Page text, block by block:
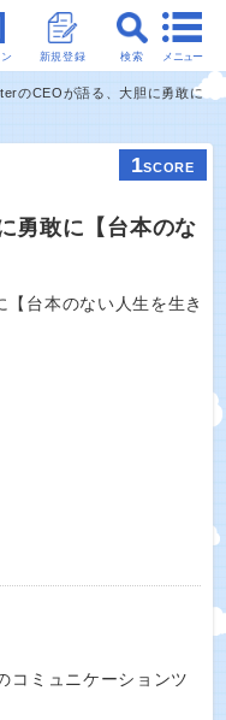
メニュー
検索
新規登録
のCEOが語る、大胆に勇敢に
1SCORE
勇敢に【台本のな
コミュニケーションツ